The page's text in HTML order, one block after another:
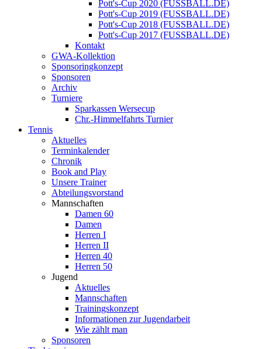
Pott's-Cup 2020 (FUSSBALL.DE)
Pott's-Cup 2019 (FUSSBALL.DE)
Pott's-Cup 2018 (FUSSBALL.DE)
Pott's-Cup 2017 (FUSSBALL.DE)
Kontakt
GWA-Kollektion
Sponsoringkonzept
Sponsoren
Archiv
Turniere
Sparkassen Wersecup
Chr.-Himmelfahrts Turnier
Tennis
Aktuelles
Terminkalender
Chronik
Book and Play
Unsere Trainer
Abteilungsvorstand
Mannschaften
Damen 60
Damen
Herren I
Herren II
Herren 40
Herren 50
Jugend
Aktuelles
Mannschaften
Trainingskonzept
Informationen zur Jugendarbeit
Wie zählt man
Sponsoren